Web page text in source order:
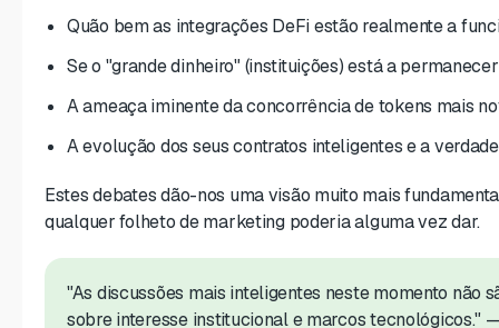
Quão bem as integrações DeFi estão realmente a
Se o "grande dinheiro" (instituições) está a
A ameaça iminente da concorrência de tokens mais
A evolução dos seus contratos inteligentes e a
Estes debates dão-nos uma visão muito mais
qualquer folheto de marketing poderia alguma vez dar.
"As discussões mais inteligentes neste momento não
sobre interesse institucional e marcos tecnológicos."